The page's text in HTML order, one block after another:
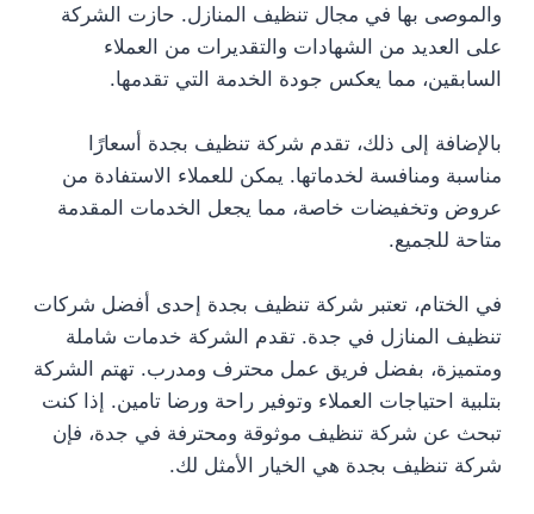
والموصى بها في مجال تنظيف المنازل. حازت الشركة
على العديد من الشهادات والتقديرات من العملاء
السابقين، مما يعكس جودة الخدمة التي تقدمها.
بالإضافة إلى ذلك، تقدم شركة تنظيف بجدة أسعارًا
مناسبة ومنافسة لخدماتها. يمكن للعملاء الاستفادة من
عروض وتخفيضات خاصة، مما يجعل الخدمات المقدمة
متاحة للجميع.
في الختام، تعتبر شركة تنظيف بجدة إحدى أفضل شركات
تنظيف المنازل في جدة. تقدم الشركة خدمات شاملة
ومتميزة، بفضل فريق عمل محترف ومدرب. تهتم الشركة
بتلبية احتياجات العملاء وتوفير راحة ورضا تامين. إذا كنت
تبحث عن شركة تنظيف موثوقة ومحترفة في جدة، فإن
شركة تنظيف بجدة هي الخيار الأمثل لك.